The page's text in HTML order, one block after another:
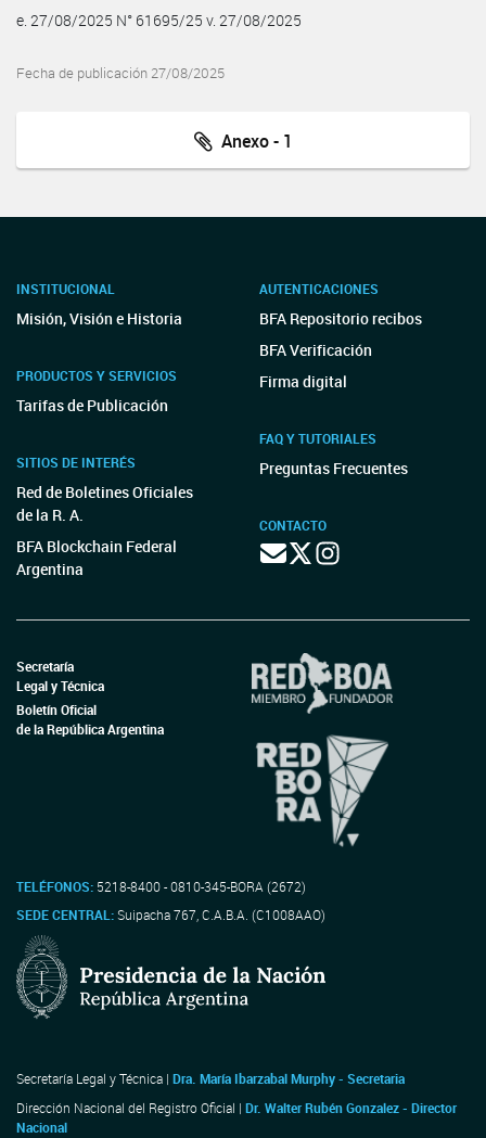
e. 27/08/2025 N° 61695/25 v. 27/08/2025
Fecha de publicación 27/08/2025
Anexo - 1
INSTITUCIONAL
Misión, Visión e Historia
PRODUCTOS Y SERVICIOS
Tarifas de Publicación
SITIOS DE INTERÉS
Red de Boletines Oficiales
de la R. A.
BFA Blockchain Federal
Argentina
AUTENTICACIONES
BFA Repositorio recibos
BFA Verificación
Firma digital
FAQ Y TUTORIALES
Preguntas Frecuentes
CONTACTO
Secretaría
Legal y Técnica
Boletín Oficial
de la República Argentina
TELÉFONOS: 5218-8400 - 0810-345-BORA (2672)
SEDE CENTRAL:Suipacha 767, C.A.B.A. (C1008AAO)
Secretaría Legal y Técnica | Dra. María Ibarzabal Murphy - Secretaria
Dirección Nacional del Registro Oficial | Dr. Walter Rubén Gonzalez - Director
Nacional